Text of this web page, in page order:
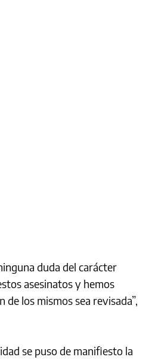
duda del carácter
asesinatos y hemos
de los mismos sea revisada”,
se puso de manifiesto la